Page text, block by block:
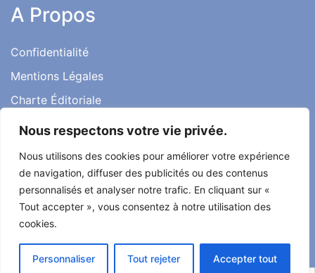
Nous respectons votre vie privée.
Nous utilisons des cookies pour améliorer votre expérience
de navigation, diffuser des publicités ou des contenus
personnalisés et analyser notre trafic. En cliquant sur «
Tout accepter », vous consentez à notre utilisation des
cookies.
Personnaliser Tout rejeter Accepter tout
A Propos
Confidentialité
Mentions Légales
Charte Éditoriale
Conditions d’utilisation
Témoignages
Tout droit réservé ma santé ma vie 2022
Développé parAlcomnet